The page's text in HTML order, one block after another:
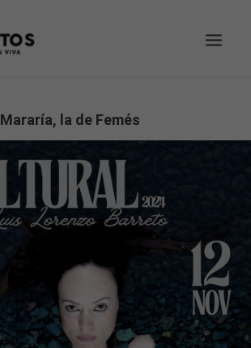
Mararía, la de Femés